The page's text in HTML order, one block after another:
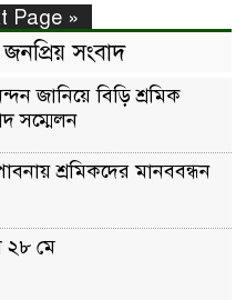
Page »
জনপ্রিয় সংবাদ
জানিয়ে বিড়ি শ্রমিক
সম্মেলন
শ্রমিকদের মানববন্ধন
২৮ মে